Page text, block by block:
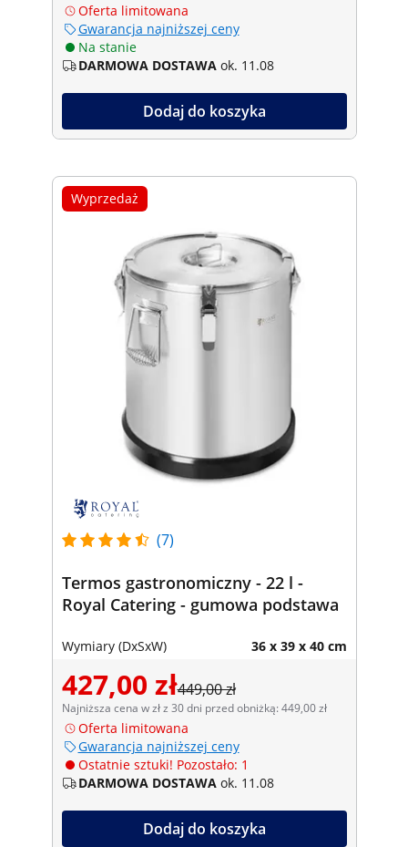
Oferta limitowana
Gwarancja najniższej ceny
Na stanie
DARMOWA DOSTAWA ok. 11.08
Dodaj do koszyka
Wyprzedaż
(7)
Termos gastronomiczny - 22 l -
Royal Catering - gumowa podstawa
Wymiary (DxSxW) 36 x 39 x 40 cm
427,00 zł449,00 zł
Najniższa cena w zł z 30 dni przed obniżką: 449,00 zł
Oferta limitowana
Gwarancja najniższej ceny
Ostatnie sztuki! Pozostało: 1
DARMOWA DOSTAWA ok. 11.08
Dodaj do koszyka